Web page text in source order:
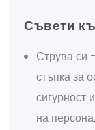
Съвети
Струва си
стъпка за
сигурност
на